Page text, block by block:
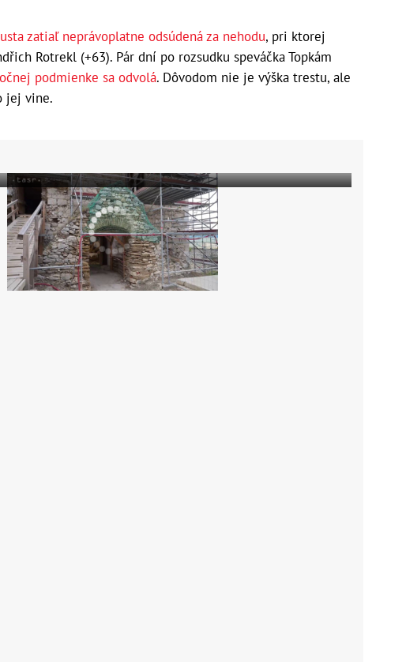
zatiaľ neprávoplatne odsúdená za nehodu, pri ktorej
Rotrekl (+63). Pár dní po rozsudku speváčka Topkám
podmienke sa odvolá. Dôvodom nie je výška trestu, ale
jej vine.